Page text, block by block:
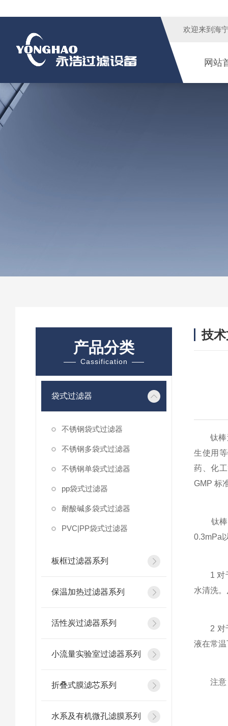
欢迎来到 海
网站
产品分类
Cassification
袋式过滤器
不锈钢袋式过滤器
不锈钢多袋式过滤器
不锈钢单袋式过滤器
pp袋式过滤器
耐酸碱多袋式过滤器
PVC|PP袋式过滤器
板框过滤器系列
保温加热过滤器系列
活性炭过滤器系列
小流量实验室过滤器系列
折叠式膜滤芯系列
水系及有机微孔滤膜系列
技
钛棒过
生使用
药、化
GMP 标
钛棒滤
0.3mPa
1 对于
水清洗
2 对于
液在常
注意：